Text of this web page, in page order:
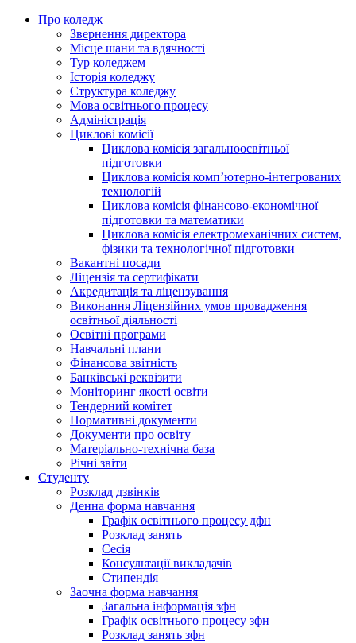
Про коледж
Звернення директора
Місце шани та вдячності
Тур коледжем
Історія коледжу
Структура коледжу
Мова освітнього процесу
Адміністрація
Циклові комісії
Циклова комісія загальноосвітньої
підготовки
Циклова комісія комп’ютерно-інтегрованих
технологій
Циклова комісія фінансово-економічної
підготовки та математики
Циклова комісія електромеханічних систем,
фізики та технологічної підготовки
Вакантні посади
Ліцензія та сертифікати
Акредитація та ліцензування
Виконання Ліцензійних умов провадження
освітньої діяльності
Освітні програми
Навчальні плани
Фінансова звітність
Банківські реквізити
Моніторинг якості освіти
Тендерний комітет
Нормативні документи
Документи про освіту
Матеріально-технічна база
Річні звіти
Студенту
Розклад дзвінків
Денна форма навчання
Графік освітнього процесу дфн
Розклад занять
Сесія
Консультації викладачів
Стипендія
Заочна форма навчання
Загальна інформація зфн
Графік освітнього процесу зфн
Розклад занять зфн